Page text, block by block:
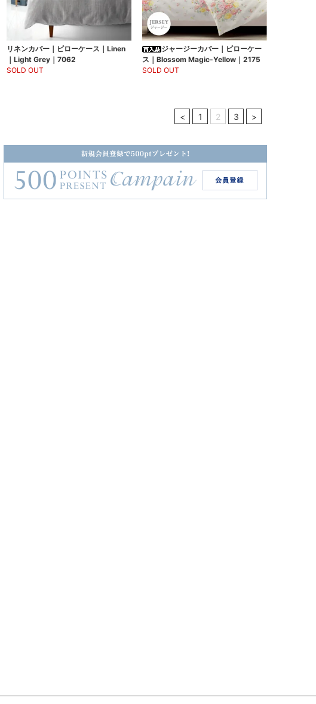
リネンカバー｜ピローケース｜Linen
｜Light Grey｜7062
SOLD OUT
ジャージーカバー｜ピローケー
ス｜Blossom Magic-Yellow｜2175
SOLD OUT
< 1 2 3 >